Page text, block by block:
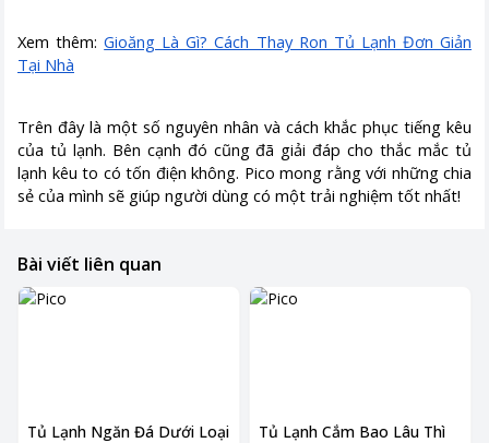
Xem thêm:Gioăng Là Gì? Cách Thay Ron Tủ Lạnh Đơn Giản
Tại Nhà
Trên đây là một số nguyên nhân và cách khắc phục tiếng kêu
của tủ lạnh. Bên cạnh đó cũng đã giải đáp cho thắc mắc tủ
lạnh kêu to có tốn điện không. Pico mong rằng với những chia
sẻ của mình sẽ giúp người dùng có một trải nghiệm tốt nhất!
Bài viết liên quan
Tủ Lạnh Ngăn Đá Dưới Loại
Tủ Lạnh Cắm Bao Lâu Thì